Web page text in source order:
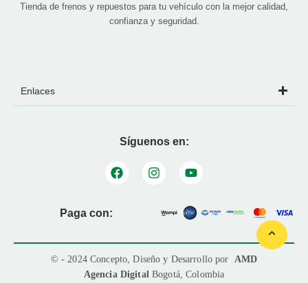
Tienda de frenos y repuestos para tu vehículo con la mejor calidad,
confianza y seguridad.
Enlaces
Síguenos en:
Paga con:
© - 2024 Concepto, Diseño y Desarrollo por AMD
Agencia Digital Bogotá, Colombia